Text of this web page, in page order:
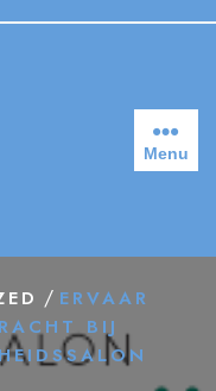
Menu
/ ERVAAR
BIJ